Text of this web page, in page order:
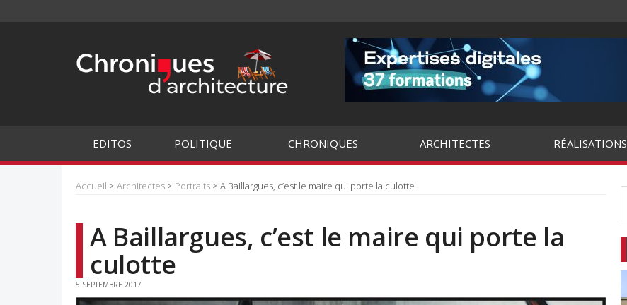
EDITOS POLITIQUE CHRONIQUES ARCHITECTES RÉALISATIONS
Accueil > Architectes > Portraits > A Baillargues, c’est le maire qui porte la culotte
A Baillargues, c’est le maire qui porte la
culotte
5 SEPTEMBRE 2017